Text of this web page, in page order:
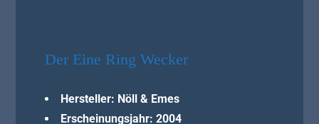
Der Eine Ring Wecker
Hersteller: Nöll & Emes
Erscheinungsjahr: 2004